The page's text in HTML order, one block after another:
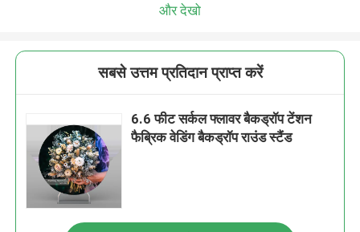
और देखो
सबसे उत्तम प्रतिदान प्राप्त करें
6.6 फीट सर्कल फ्लावर बैकड्रॉप टेंशन
फैब्रिक वेडिंग बैकड्रॉप राउंड स्टैंड